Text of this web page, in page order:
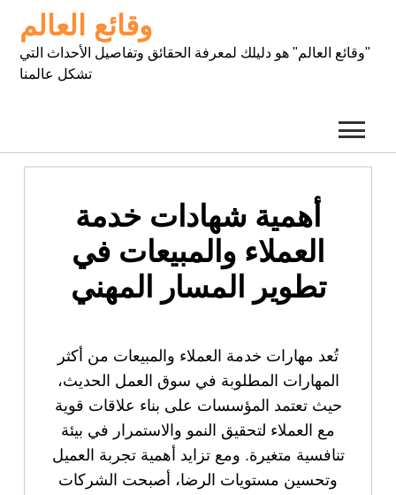
content
وقائع العالم
"وقائع العالم" هو دليلك لمعرفة الحقائق وتفاصيل الأحداث التي
تشكل عالمنا
أهمية شهادات خدمة
العملاء والمبيعات في
تطوير المسار المهني
تُعد مهارات خدمة العملاء والمبيعات من أكثر
المهارات المطلوبة في سوق العمل الحديث،
حيث تعتمد المؤسسات على بناء علاقات قوية
مع العملاء لتحقيق النمو والاستمرار في بيئة
تنافسية متغيرة. ومع تزايد أهمية تجربة العميل
وتحسين مستويات الرضا، أصبحت الشركات